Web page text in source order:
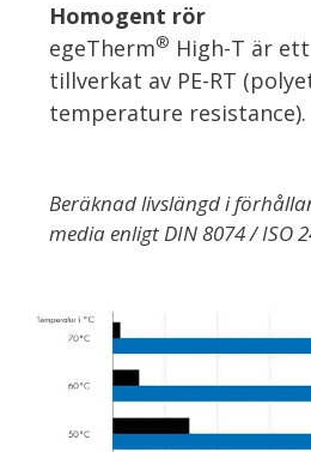
Homogent rör
egeTherm® High-T är
tillverkat av PE-RT
temperature resistance).
Beräknad livslängd i
media enligt DIN 8074 / ISO